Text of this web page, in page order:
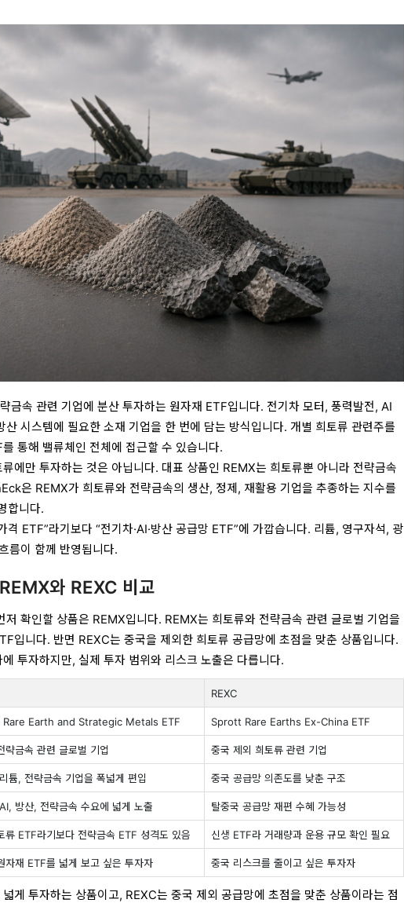
금속 관련 기업에 분산 투자하는 원자재 ETF입니다. 전기차 모터, 풍력발전, AI
산 시스템에 필요한 소재 기업을 한 번에 담는 방식입니다. 개별 희토류 관련주를
통해 밸류체인 전체에 접근할 수 있습니다.
에만 투자하는 것은 아닙니다. 대표 상품인 REMX는 희토류뿐 아니라 전략금속
은 REMX가 희토류와 전략금속의 생산, 정제, 재활용 기업을 추종하는 지수를
합니다.
격 ETF”라기보다 “전기차·AI·방산 공급망 ETF”에 가깝습니다. 리튬, 영구자석, 광
름이 함께 반영됩니다.
와 REXC 비교
저 확인할 상품은 REMX입니다. REMX는 희토류와 전략금속 관련 글로벌 기업을
입니다. 반면 REXC는 중국을 제외한 희토류 공급망에 초점을 맞춘 상품입니다.
투자하지만, 실제 투자 범위와 리스크 노출은 다릅니다.
REXC
Rare Earth and Strategic Metals ETF Sprott Rare Earths Ex-China ETF
략금속 관련 글로벌 기업 중국 제외 희토류 관련 기업
튬, 전략금속 기업을 폭넓게 편입 중국 공급망 의존도를 낮춘 구조
방산, 전략금속 수요에 넓게 노출 탈중국 공급망 재편 수혜 가능성
류 ETF라기보다 전략금속 ETF 성격도 있음 신생 ETF라 거래량과 운용 규모 확인 필요
자재 ETF를 넓게 보고 싶은 투자자 중국 리스크를 줄이고 싶은 투자자
게 투자하는 상품이고, REXC는 중국 제외 공급망에 초점을 맞춘 상품이라는 점